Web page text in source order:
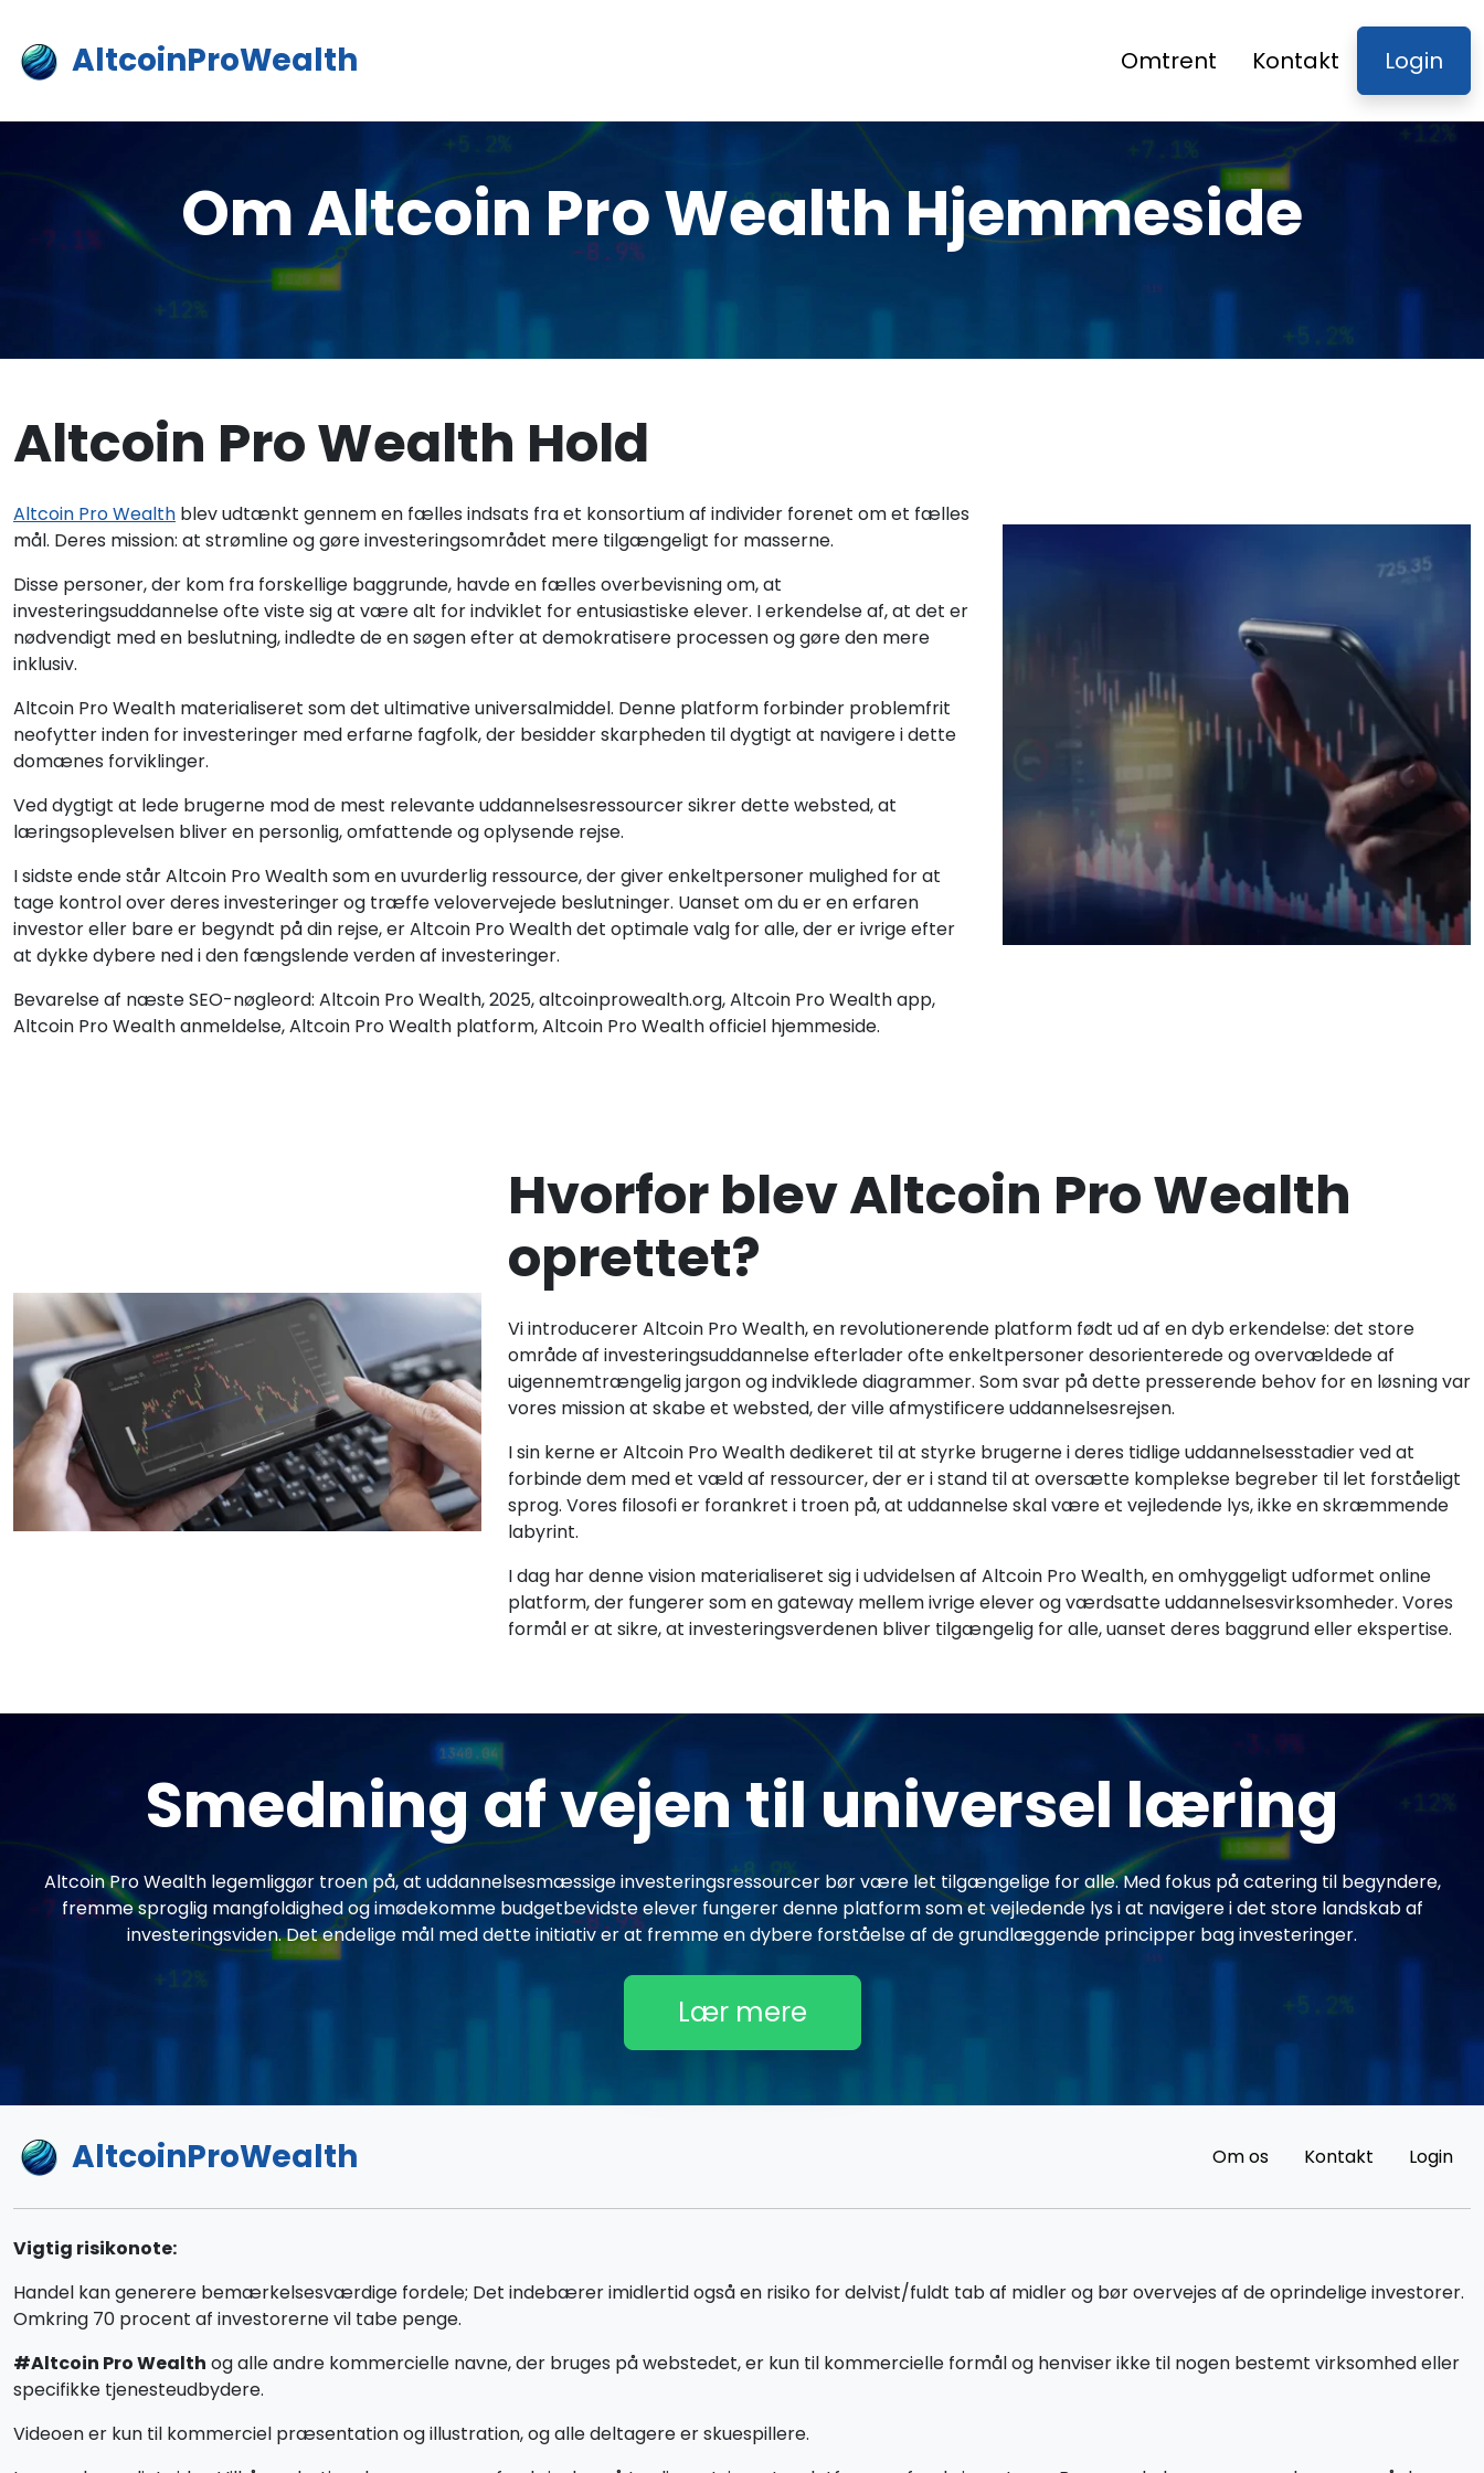
AltcoinProWealth Omtrent Kontakt Login
Om Altcoin Pro Wealth Hjemmeside
Altcoin Pro Wealth Hold
Altcoin Pro Wealth blev udtænkt gennem en fælles indsats fra et konsortium af individer forenet om et fælles
mål. Deres mission: at strømline og gøre investeringsområdet mere tilgængeligt for masserne.
Disse personer, der kom fra forskellige baggrunde, havde en fælles overbevisning om, at
investeringsuddannelse ofte viste sig at være alt for indviklet for entusiastiske elever. I erkendelse af, at det er
nødvendigt med en beslutning, indledte de en søgen efter at demokratisere processen og gøre den mere
inklusiv.
Altcoin Pro Wealth materialiseret som det ultimative universalmiddel. Denne platform forbinder problemfrit
neofytter inden for investeringer med erfarne fagfolk, der besidder skarpheden til dygtigt at navigere i dette
domænes forviklinger.
Ved dygtigt at lede brugerne mod de mest relevante uddannelsesressourcer sikrer dette websted, at
læringsoplevelsen bliver en personlig, omfattende og oplysende rejse.
I sidste ende står Altcoin Pro Wealth som en uvurderlig ressource, der giver enkeltpersoner mulighed for at
tage kontrol over deres investeringer og træffe velovervejede beslutninger. Uanset om du er en erfaren
investor eller bare er begyndt på din rejse, er Altcoin Pro Wealth det optimale valg for alle, der er ivrige efter
at dykke dybere ned i den fængslende verden af investeringer.
Bevarelse af næste SEO-nøgleord: Altcoin Pro Wealth, 2025, altcoinprowealth.org, Altcoin Pro Wealth app,
Altcoin Pro Wealth anmeldelse, Altcoin Pro Wealth platform, Altcoin Pro Wealth officiel hjemmeside.
Hvorfor blev Altcoin Pro Wealth
oprettet?
Vi introducerer Altcoin Pro Wealth, en revolutionerende platform født ud af en dyb erkendelse: det store
område af investeringsuddannelse efterlader ofte enkeltpersoner desorienterede og overvældede af
uigennemtrængelig jargon og indviklede diagrammer. Som svar på dette presserende behov for en løsning var
vores mission at skabe et websted, der ville afmystificere uddannelsesrejsen.
I sin kerne er Altcoin Pro Wealth dedikeret til at styrke brugerne i deres tidlige uddannelsesstadier ved at
forbinde dem med et væld af ressourcer, der er i stand til at oversætte komplekse begreber til let forståeligt
sprog. Vores filosofi er forankret i troen på, at uddannelse skal være et vejledende lys, ikke en skræmmende
labyrint.
I dag har denne vision materialiseret sig i udvidelsen af Altcoin Pro Wealth, en omhyggeligt udformet online
platform, der fungerer som en gateway mellem ivrige elever og værdsatte uddannelsesvirksomheder. Vores
formål er at sikre, at investeringsverdenen bliver tilgængelig for alle, uanset deres baggrund eller ekspertise.
Smedning af vejen til universel læring
Altcoin Pro Wealth legemliggør troen på, at uddannelsesmæssige investeringsressourcer bør være let tilgængelige for alle. Med fokus på catering til begyndere,
fremme sproglig mangfoldighed og imødekomme budgetbevidste elever fungerer denne platform som et vejledende lys i at navigere i det store landskab af
investeringsviden. Det endelige mål med dette initiativ er at fremme en dybere forståelse af de grundlæggende principper bag investeringer.
Lær mere
AltcoinProWealth Om os Kontakt Login
Vigtig risikonote:
Handel kan generere bemærkelsesværdige fordele; Det indebærer imidlertid også en risiko for delvist/fuldt tab af midler og bør overvejes af de oprindelige investorer.
Omkring 70 procent af investorerne vil tabe penge.
#Altcoin Pro Wealth og alle andre kommercielle navne, der bruges på webstedet, er kun til kommercielle formål og henviser ikke til nogen bestemt virksomhed eller
specifikke tjenesteudbydere.
Videoen er kun til kommerciel præsentation og illustration, og alle deltagere er skuespillere.